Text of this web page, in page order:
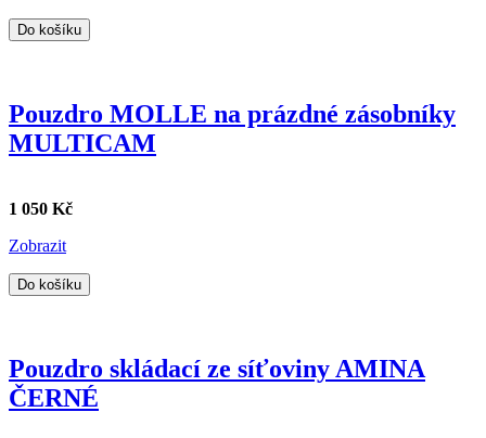
Do košíku
Pouzdro MOLLE na prázdné zásobníky
MULTICAM
1 050 Kč
Zobrazit
Do košíku
Pouzdro skládací ze síťoviny AMINA
ČERNÉ